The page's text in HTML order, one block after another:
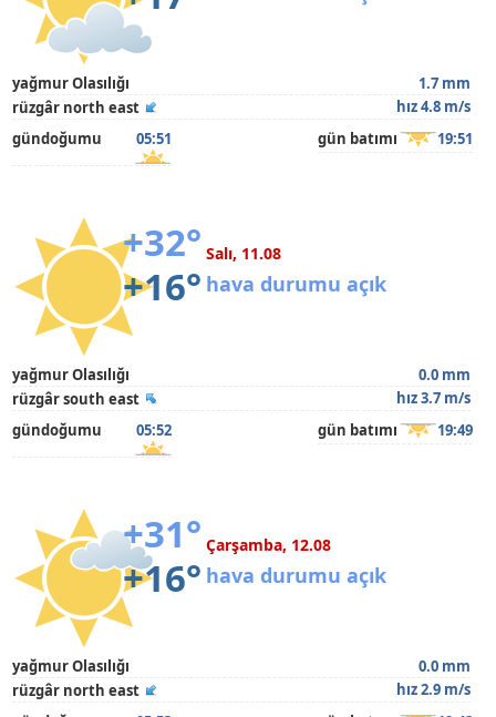
yağmur Olasılığı
1.7 mm
rüzgâr north east
hız 4.8 m/s
gündoğumu
05:51 gün batımı 19:51
+32°
+16°
Salı, 11.08
hava durumu açık
yağmur Olasılığı
0.0 mm
rüzgâr south east
hız 3.7 m/s
gündoğumu
05:52 gün batımı 19:49
+31°
+16°
Çarşamba, 12.08
hava durumu açık
yağmur Olasılığı
0.0 mm
rüzgâr north east
hız 2.9 m/s